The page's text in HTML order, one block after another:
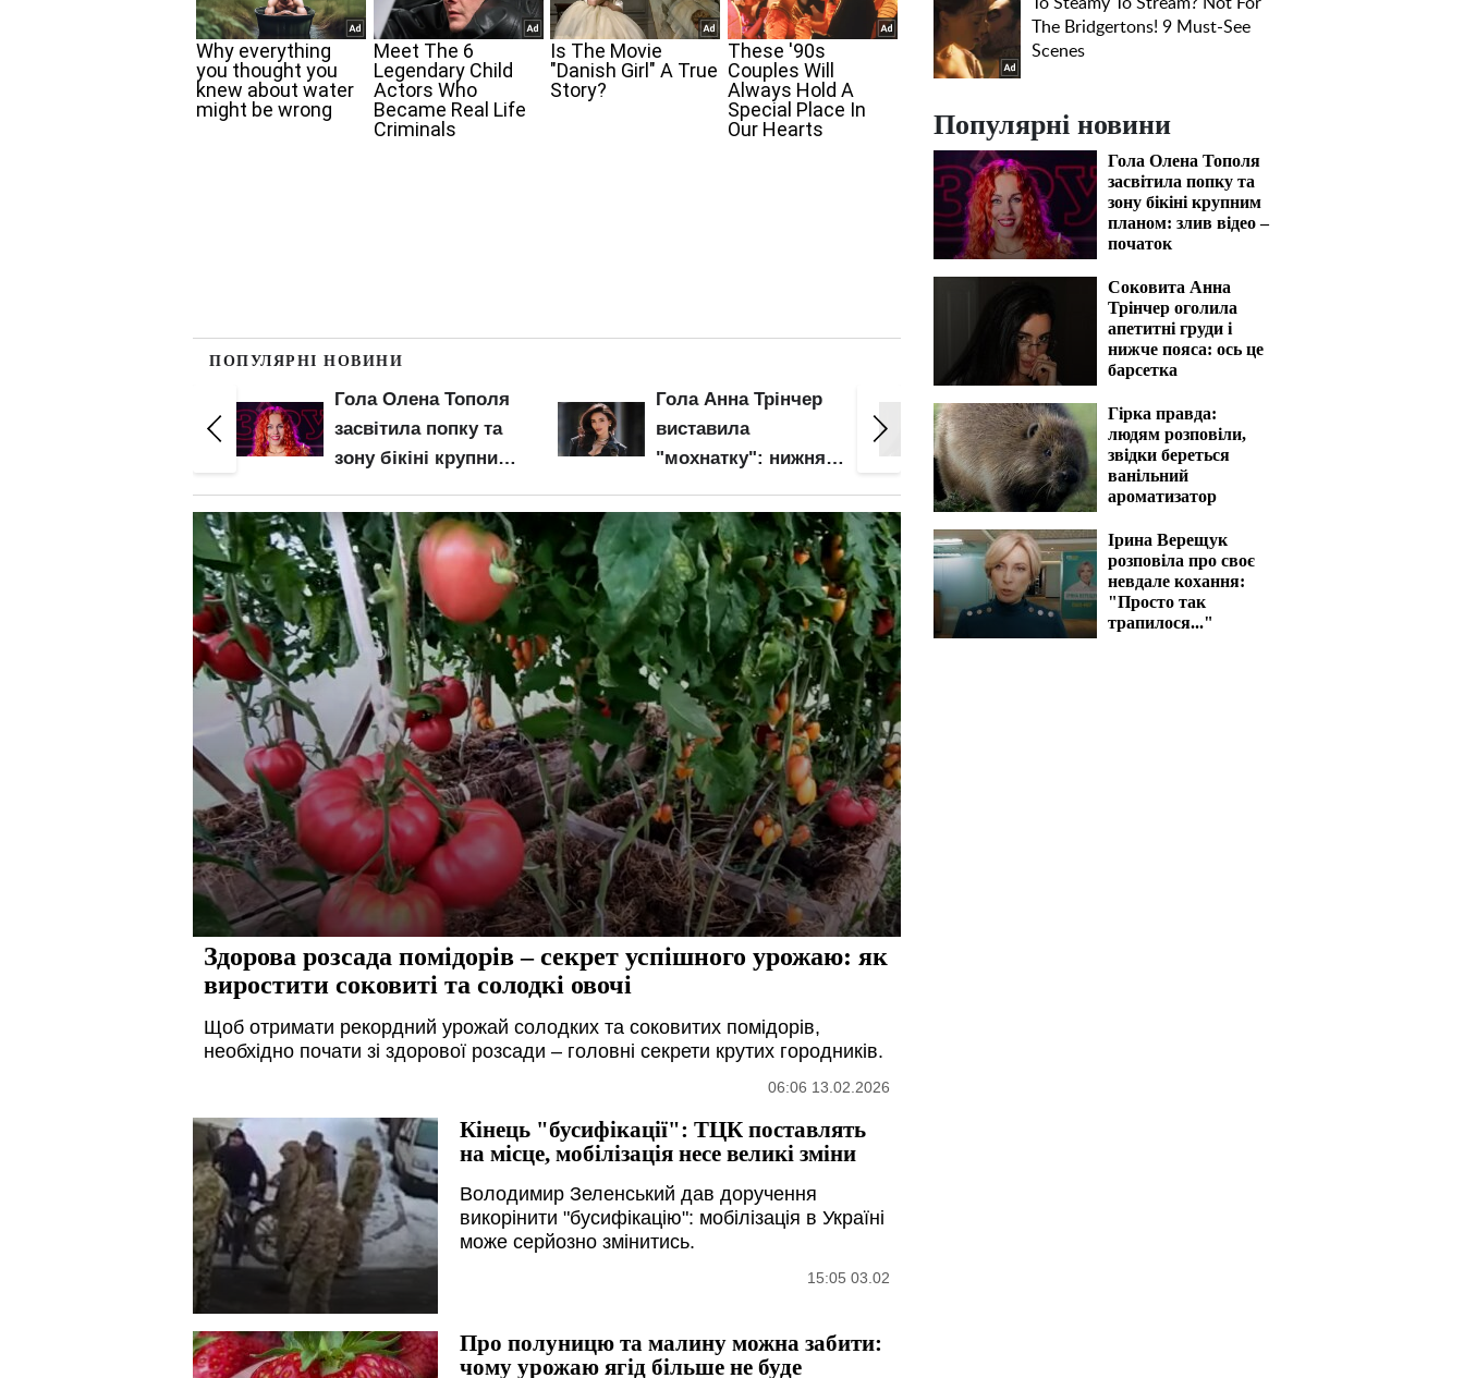
ПОПУЛЯРНІ НОВИНИ
Гола Анна Трінчер
виставила
"мохнатку": нижня
Соковита Анна
Трінчер оголила
апетитні груди і
барсетка
Майже гола Катерина
Кузнєцова блиснула
грудьми і розсунула ноги:
зона бікіні закип'ятить кров
Здорова розсада помідорів – секрет успішного урожаю: як
виростити соковиті та солодкі овочі
Щоб отримати рекордний урожай солодких та соковитих помідорів,
необхідно почати зі здорової розсади – головні секрети крутих городників.
06:06 13.02.2026
Кінець "бусифікації": ТЦК поставлять
на місце, мобілізація несе великі зміни
Володимир Зеленський дав доручення
викорінити "бусифікацію": мобілізація в Україні
може серйозно змінитись.
15:05 03.02
Про полуницю та малину можна забити:
чому урожаю ягід більше не буде
Популярні новини
Гола Олена Тополя
засвітила попку та
зону бікіні крупним
планом: злив відео –
початок
Соковита Анна
Трінчер оголила
апетитні груди і
нижче пояса: ось це
барсетка
Гірка правда:
людям розповіли,
звідки береться
ванільний
ароматизатор
Ірина Верещук
розповіла про своє
невдале кохання:
"Просто так
трапилося..."